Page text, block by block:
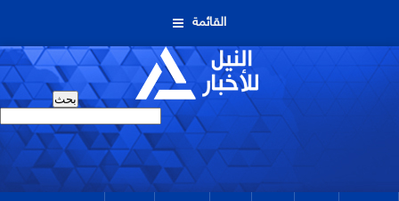
القائمة